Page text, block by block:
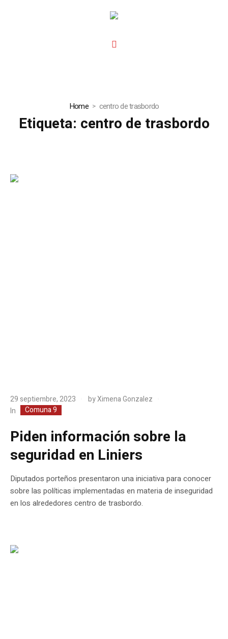
Home centro de trasbordo
Etiqueta: centro de trasbordo
29 septiembre, 2023 byXimena Gonzalez
In
Comuna 9
Piden información sobre la
seguridad en Liniers
Diputados porteños presentaron una iniciativa para conocer
sobre las políticas implementadas en materia de inseguridad
en los alrededores centro de trasbordo.